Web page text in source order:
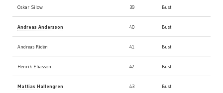
Oskar Silow 39 Bust
Andreas Andersson 40 Bust
Andreas Ridén 41 Bust
Henrik Eliasson 42 Bust
Mattias Hallengren 43 Bust